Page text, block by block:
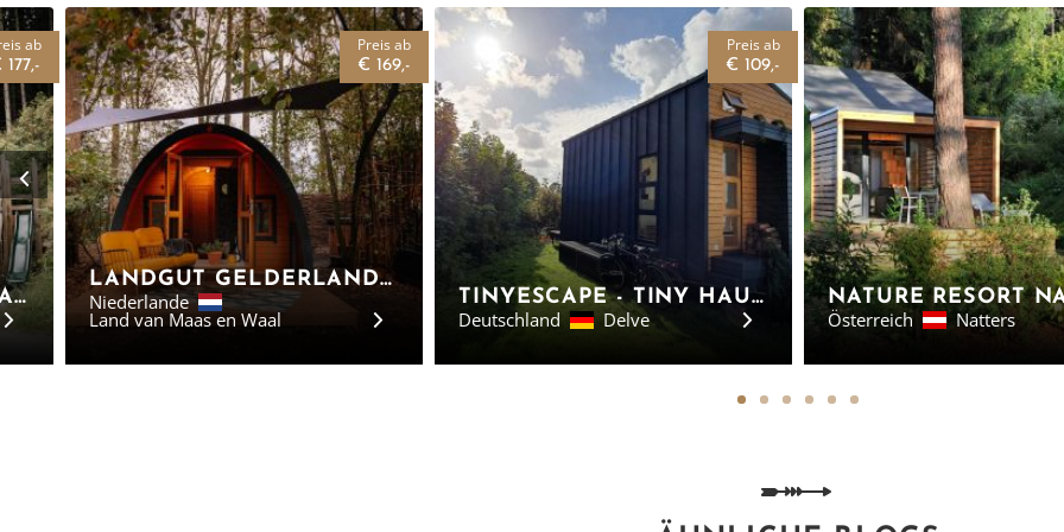
UPLANDPARCS SAUERLAND - BAUMHÄUSER NORDRHEIN-WESTFALEN
ab
LANDGUT GELDERLAND - SAFARI-ZELTE
Niederlande
Land van Maas en Waal
Preis ab
€ 169,-
TINYESCAPE - TINY HAUS, DELVE
Deutschland Delve
Preis ab
€ 109,-
Österreich Natters